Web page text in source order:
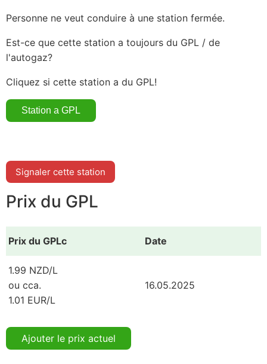
Personne ne veut conduire à une station fermée.
Est-ce que cette station a toujours du GPL / de
l'autogaz?
Cliquez si cette station a du GPL!
Signaler cette station
Prix du GPL
Prix du GPLc Date
1.99 NZD/L
ou cca.
1.01 EUR/L
16.05.2025
Ajouter le prix actuel